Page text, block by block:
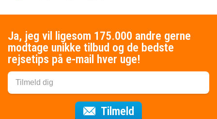
Ja, jeg vil ligesom 175.000 andre gerne
modtage unikke tilbud og de bedste
rejsetips på e-mail hver uge!
Tilmeld